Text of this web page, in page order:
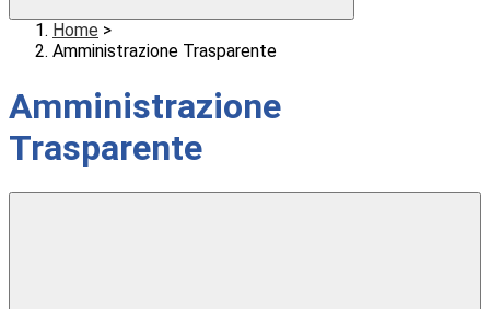
Home >
Amministrazione Trasparente
Amministrazione
Trasparente